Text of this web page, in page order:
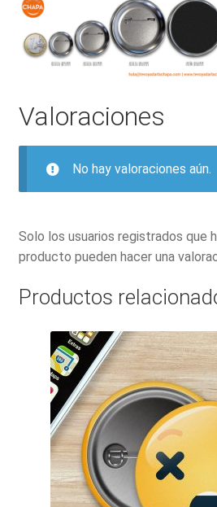
Valoraciones
No hay valoraciones aún.
Solo los usuarios registrados que
producto pueden hacer una
Productos